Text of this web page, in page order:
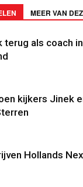
MEER VAN
terug als coach
kijkers Jinek
Hollands